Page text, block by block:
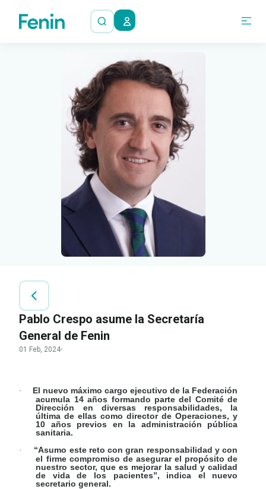
Pablo Crespo asume la Secretaría
General de Fenin
01 Feb, 2024·
·
El nuevo máximo cargo ejecutivo de la Federación
acumula 14 años formando parte del Comité de
Dirección en diversas responsabilidades, la
última de ellas como director de Operaciones, y
10 años previos en la administración pública
sanitaria.
·
“Asumo este reto con gran responsabilidad y con
el firme compromiso de asegurar el propósito de
nuestro sector, que es mejorar la salud y calidad
de vida de los pacientes”, indica el nuevo
secretario general.